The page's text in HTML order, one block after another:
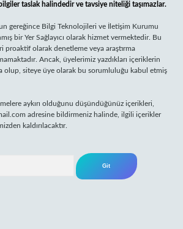
taslak halindedir ve tavsiye niteliği taşımazlar.
gereğince Bilgi Teknolojileri ve İletişim Kurumu
bir Yer Sağlayıcı olarak hizmet vermektedir. Bu
proaktif olarak denetleme veya araştırma
Ancak, üyelerimiz yazdıkları içeriklerin
olup, siteye üye olarak bu sorumluluğu kabul etmiş
aykırı olduğunu düşündüğünüz içerikleri,
adresine bildirmeniz halinde, ilgili içerikler
kaldırılacaktır.